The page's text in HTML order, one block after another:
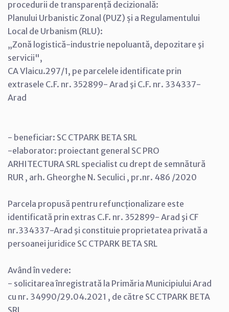
procedurii de transparență decizională:
Planului Urbanistic Zonal (PUZ) și a Regulamentului
Local de Urbanism (RLU):
„Zonă logistică-industrie nepoluantă, depozitare şi
servicii",
CA Vlaicu.297/1, pe parcelele identificate prin
extrasele C.F. nr. 352899- Arad şi C.F. nr. 334337-
Arad
- beneficiar: SC CTPARK BETA SRL
-elaborator: proiectant general SC PRO
ARHITECTURA SRL specialist cu drept de semnătură
RUR , arh. Gheorghe N. Seculici , pr.nr. 486 /2020
Parcela propusă pentru refuncționalizare este
identificată prin extras C.F. nr. 352899- Arad şi CF
nr.334337-Arad şi constituie proprietatea privată a
persoanei juridice SC CTPARK BETA SRL
Având în vedere:
- solicitarea înregistrată la Primăria Municipiului Arad
cu nr. 34990/29.04.2021 , de către SC CTPARK BETA
SRL